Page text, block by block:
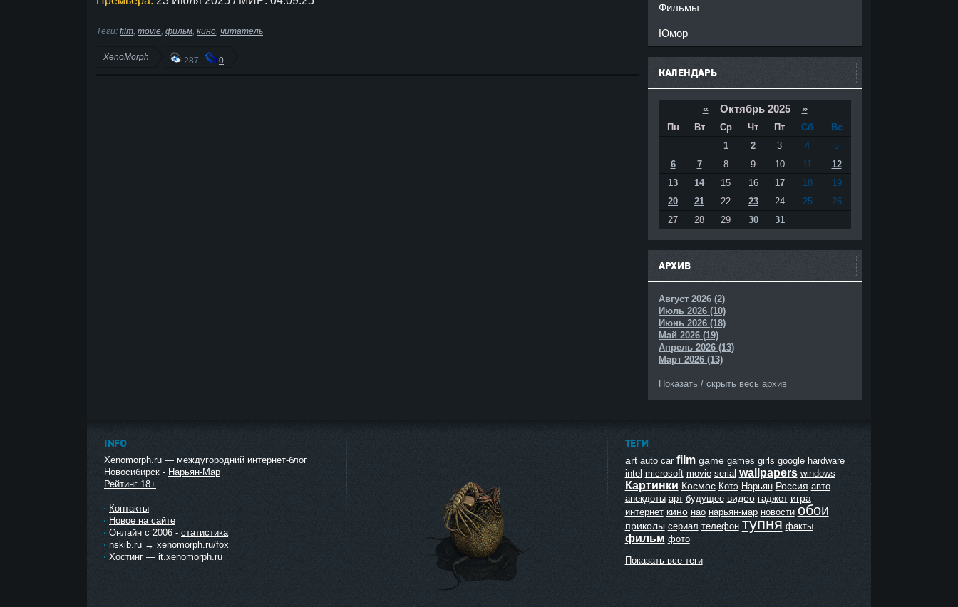
Теги: film movie фильм кино читатель
XenoMorph 287 0
Фильмы
Юмор
КАЛЕНДАРЬ
«Октябрь 2025 »
Пн Вт Ср Чт Пт Сб
Вс
1
2 3 4
5
6
7 8 9 10 11
12
13
14 15 16 17 18
19
20
21 22 23 24 25
26
27
28 29 30 31
АРХИВ
Август 2026 (2)
Июль 2026 (10)
Июнь 2026 (18)
Май 2026 (19)
Апрель 2026 (13)
Март 2026 (13)
Показать / скрыть весь архив
INFO
Xenomorph.ru — междугородний интернет-блог
Новосибирск - Нарьян-Мар
Рейтинг 18+
Контакты
Новое на сайте
Онлайн с 2006 - статистика
nskib.ru → xenomorph.ru/fox
Хостинг — it.xenomorph.ru
ТЕГИ
art auto car film game games girls google hardware
intel microsoft movie serial wallpapers windows
Картинки Космос Котэ Нарьян Россия авто
анекдоты арт будущее видео гаджет игра
интернет кино нао нарьян-мар новости обои
приколы сериал телефон тупня факты
фильм фото
Показать все теги